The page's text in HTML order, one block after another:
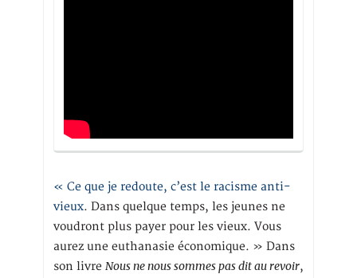
« Ce que je redoute, c’est le racisme anti-
vieux. Dans quelque temps, les jeunes ne
voudront plus payer pour les vieux. Vous
aurez une euthanasie économique. » Dans
son livre Nous ne nous sommes pas dit au revoir,